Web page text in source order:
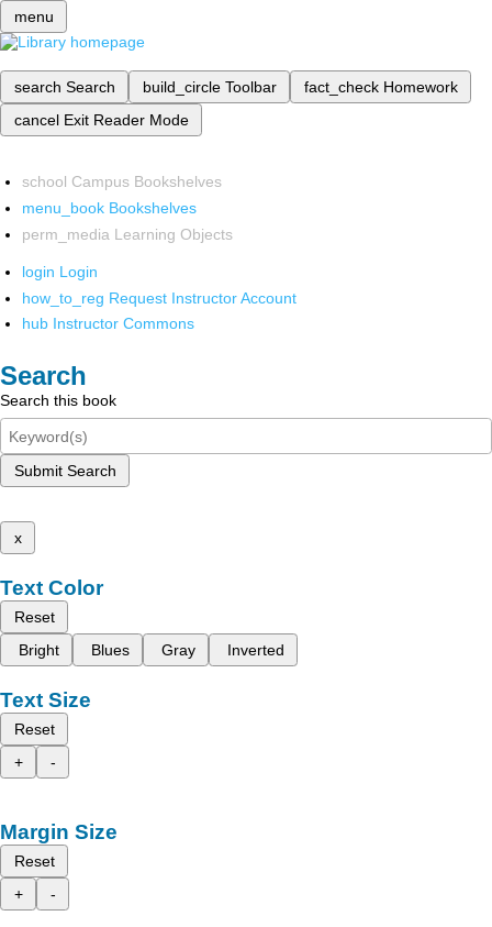
menu
search Search build_circle Toolbar fact_check Homework
cancel Exit Reader Mode
school Campus Bookshelves
menu_book Bookshelves
perm_media Learning Objects
login Login
how_to_reg Request Instructor Account
hub Instructor Commons
Search
Search this book
Submit Search
x
Text Color
Reset
Bright
Blues Gray Inverted
Text Size
Reset
+
-
Margin Size
Reset
+
-